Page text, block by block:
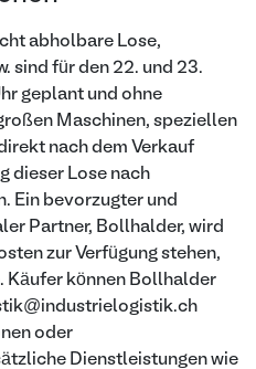
abholbare Lose,
sind für den 22. und 23.
geplant und ohne
Maschinen, speziellen
nach dem Verkauf
dieser Lose nach
Ein bevorzugter und
Partner, Bollhalder, wird
zur Verfügung stehen,
Käufer können Bollhalder
oder
Dienstleistungen wie